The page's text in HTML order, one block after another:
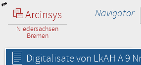
Arcinsys
Niedersachsen
Bremen
Navigator
Digitalisate von LkAH A 9